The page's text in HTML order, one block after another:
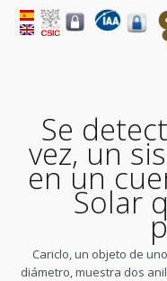
Se
vez, un
en un
Solar
Cariclo, un objeto de
diámetro, muestra dos